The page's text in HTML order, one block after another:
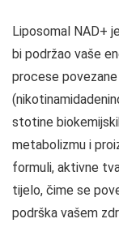
Liposomal NAD+
bi podržao vaše
procese
stotine
metabolizmu i
formuli, aktivne
tijelo, čime se
podrška vašem